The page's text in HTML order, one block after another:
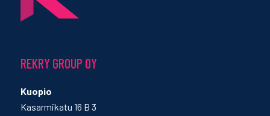
REKRY GROUP OY
Kuopio
Kasarmikatu 16 B 3